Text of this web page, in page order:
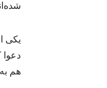
یکی
هم